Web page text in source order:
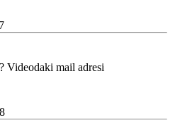
Videodaki mail adresi